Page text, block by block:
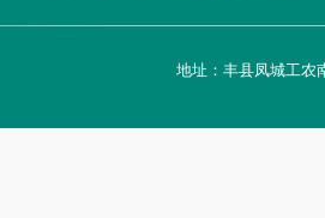
地址：丰县凤城工